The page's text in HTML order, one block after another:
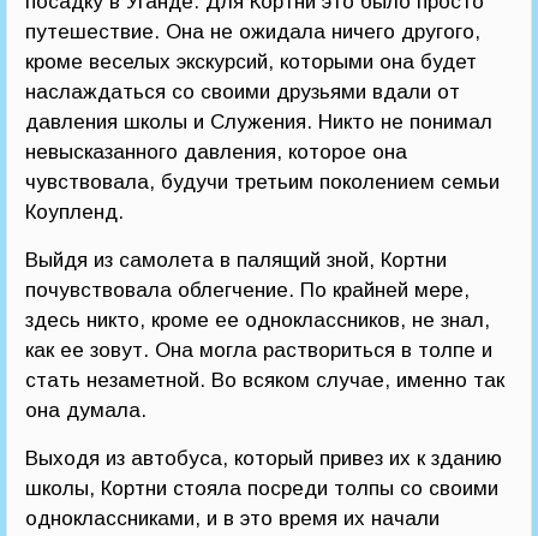
путешествие. Она не ожидала ничего другого,
кроме веселых экскурсий, которыми она будет
наслаждаться со своими друзьями вдали от
давления школы и Служения. Никто не понимал
невысказанного давления, которое она
чувствовала, будучи третьим поколением семьи
Коупленд.
Выйдя из самолета в палящий зной, Кортни
почувствовала облегчение. По крайней мере,
здесь никто, кроме ее одноклассников, не знал,
как ее зовут. Она могла раствориться в толпе и
стать незаметной. Во всяком случае, именно так
она думала.
Выходя из автобуса, который привез их к зданию
школы, Кортни стояла посреди толпы со своими
одноклассниками, и в это время их начали